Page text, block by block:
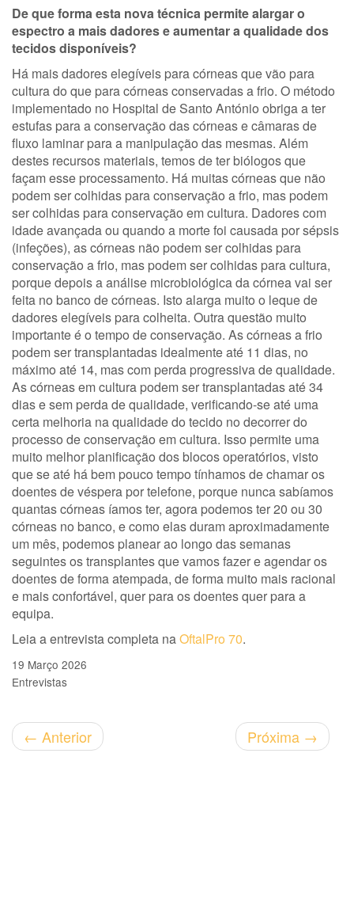
De que forma esta nova técnica permite alargar o
espectro a mais dadores e aumentar a qualidade dos
tecidos disponíveis?
Há mais dadores elegíveis para córneas que vão para
cultura do que para córneas conservadas a frio. O método
implementado no Hospital de Santo António obriga a ter
estufas para a conservação das córneas e câmaras de
fluxo laminar para a manipulação das mesmas. Além
destes recursos materiais, temos de ter biólogos que
façam esse processamento. Há muitas córneas que não
podem ser colhidas para conservação a frio, mas podem
ser colhidas para conservação em cultura. Dadores com
idade avançada ou quando a morte foi causada por sépsis
(infeções), as córneas não podem ser colhidas para
conservação a frio, mas podem ser colhidas para cultura,
porque depois a análise microbiológica da córnea vai ser
feita no banco de córneas. Isto alarga muito o leque de
dadores elegíveis para colheita. Outra questão muito
importante é o tempo de conservação. As córneas a frio
podem ser transplantadas idealmente até 11 dias, no
máximo até 14, mas com perda progressiva de qualidade.
As córneas em cultura podem ser transplantadas até 34
dias e sem perda de qualidade, verificando-se até uma
certa melhoria na qualidade do tecido no decorrer do
processo de conservação em cultura. Isso permite uma
muito melhor planificação dos blocos operatórios, visto
que se até há bem pouco tempo tínhamos de chamar os
doentes de véspera por telefone, porque nunca sabíamos
quantas córneas íamos ter, agora podemos ter 20 ou 30
córneas no banco, e como elas duram aproximadamente
um mês, podemos planear ao longo das semanas
seguintes os transplantes que vamos fazer e agendar os
doentes de forma atempada, de forma muito mais racional
e mais confortável, quer para os doentes quer para a
equipa.
Leia a entrevista completa naOftalPro 70.
19 Março 2026
Entrevistas
← Anterior Próxima →